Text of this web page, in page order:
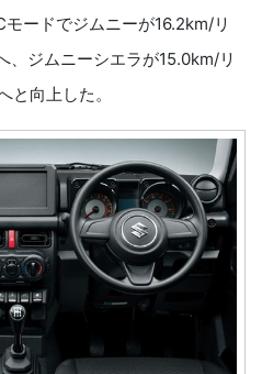
ードでジムニーが16.2km/リ
、ジムニーシエラが15.0km/リ
と向上した。